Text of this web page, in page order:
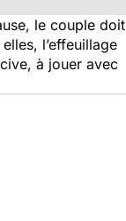
le couple doit
l’effeuillage
à jouer avec